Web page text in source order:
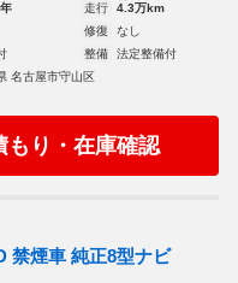
走行
4.3万km
修復
なし
整備
法定整備付
名古屋市守山区
もり・在庫確認
禁煙車 純正8型ナビ